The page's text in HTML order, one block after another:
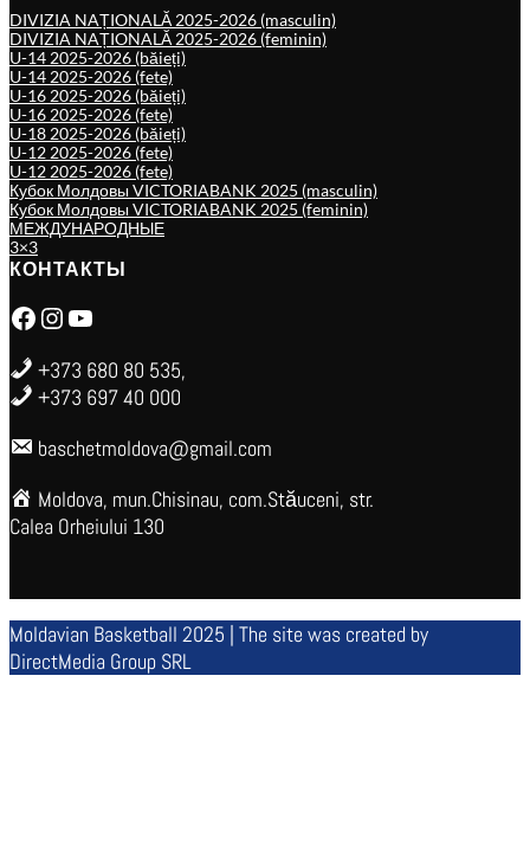
DIVIZIA NAȚIONALĂ 2025-2026 (masculin)
DIVIZIA NAȚIONALĂ 2025-2026 (feminin)
U-14 2025-2026 (băieți)
U-14 2025-2026 (fete)
U-16 2025-2026 (băieți)
U-16 2025-2026 (fete)
U-18 2025-2026 (băieți)
U-12 2025-2026 (fete)
U-12 2025-2026 (fete)
Кубок Молдовы VICTORIABANK 2025 (masculin)
Кубок Молдовы VICTORIABANK 2025 (feminin)
МЕЖДУНАРОДНЫЕ
3×3
КОНТАКТЫ
Facebook Instagram YouTube
+373 680 80 535,
+373 697 40 000
baschetmoldova@gmail.com
Moldova, mun.Chisinau, com.Stăuceni, str.
Calea Orheiului 130
Moldavian Basketball 2025 | The site was created by
DirectMedia Group SRL